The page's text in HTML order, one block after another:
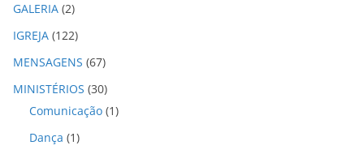
GALERIA (2)
IGREJA (122)
MENSAGENS (67)
MINISTÉRIOS (30)
Comunicação (1)
Dança (1)